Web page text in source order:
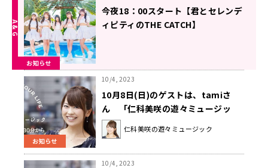
お知らせ
今夜18：00スタート【君とセレンデ
ィピティのTHE CATCH】
お知らせ
10/4, 2023
10月8日(日)のゲストは、tamiさ
ん 「仁科美咲の遊々ミュージッ
ク」
仁科美咲の遊々ミュージック
10/4, 2023